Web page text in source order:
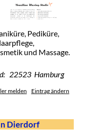
Pediküre,
und Massage.
22523 Hamburg
melden Eintrag ändern
Dierdorf